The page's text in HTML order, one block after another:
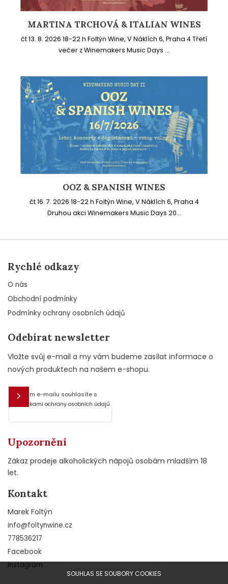
SOUHLAS SE SOUBORY COOKIES
MARTINA TRCHOVÁ & ITALIAN WINES
čt 13. 8. 2026 18-22 h Foltýn Wine, V Náklích 6, Praha 4 Třetí
večer z Winemakers Music Days ...
OOZ & SPANISH WINES
čt 16. 7. 2026 18-22 h Foltýn Wine, V Náklích 6, Praha 4
Druhou akci Winemakers Music Days 20...
Rychlé odkazy
O nás
Obchodní podmínky
Podmínky ochrany osobních údajů
Odebírat newsletter
Vložte svůj e-mail a my vám budeme zasílat informace o
nových produktech na našem e-shopu.
E-mail
Vložením e-mailu souhlasíte s
podmínkami ochrany osobních údajů
Upozornění
Zákaz prodeje alkoholických nápojů osobám mladším 18
let.
Kontakt
Marek Foltýn
info@foltynwine.cz
778536217
Facebook
Instagram